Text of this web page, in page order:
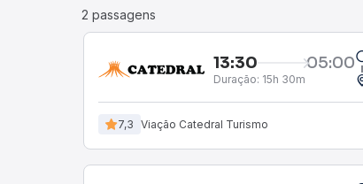
2 passagens
13:30 05:00
Duração: 15h 30m
7,3 Viação Catedral Turismo